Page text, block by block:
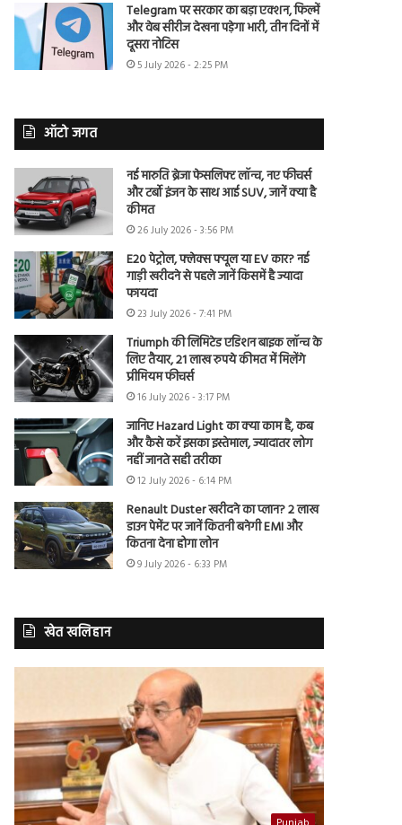
Telegram पर सरकार का बड़ा एक्शन, फिल्में
और वेब सीरीज देखना पड़ेगा भारी, तीन दिनों में
दूसरा नोटिस
5 July 2026 - 2:25 PM
ऑटो जगत
नई मारुति ब्रेजा फेसलिफ्ट लॉन्च, नए फीचर्स
और टर्बो इंजन के साथ आई SUV, जानें क्या है
कीमत
26 July 2026 - 3:56 PM
E20 पेट्रोल, फ्लेक्स फ्यूल या EV कार? नई
गाड़ी खरीदने से पहले जानें किसमें है ज्यादा
फायदा
23 July 2026 - 7:41 PM
Triumph की लिमिटेड एडिशन बाइक लॉन्च के
लिए तैयार, 21 लाख रुपये कीमत में मिलेंगे
प्रीमियम फीचर्स
16 July 2026 - 3:17 PM
जानिए Hazard Light का क्या काम है, कब
और कैसे करें इसका इस्तेमाल, ज्यादातर लोग
नहीं जानते सही तरीका
12 July 2026 - 6:14 PM
Renault Duster खरीदने का प्लान? 2 लाख
डाउन पेमेंट पर जानें कितनी बनेगी EMI और
कितना देना होगा लोन
9 July 2026 - 6:33 PM
खेत खलिहान